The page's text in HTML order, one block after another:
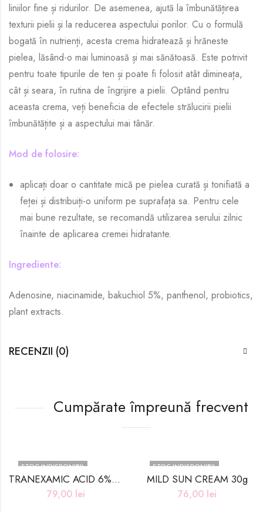
liniilor fine și ridurilor. De asemenea, ajută la îmbunătățirea
texturii pielii și la reducerea aspectului porilor. Cu o formulă
bogată în nutrienți, acesta crema hidratează și hrăneste
pielea, lăsând-o mai luminoasă și mai sănătoasă. Este potrivit
pentru toate tipurile de ten și poate fi folosit atât dimineața,
cât și seara, în rutina de îngrijire a pielii. Optând pentru
aceasta crema, veți beneficia de efectele strălucirii pielii
îmbunătățite și a aspectului mai tânăr.
Mod de folosire:
aplicați doar o cantitate mică pe pielea curată și tonifiată a
feței și distribuiți-o uniform pe suprafața sa. Pentru cele
mai bune rezultate, se recomandă utilizarea serului zilnic
înainte de aplicarea cremei hidratante.
Ingrediente:
Adenosine, niacinamide, bakuchiol 5%, panthenol, probiotics,
plant extracts.
RECENZII (0)
Cumpărate împreună frecvent
STOC INDISPONIBIL
TRANEXAMIC ACID 6% CREAM 30ml
79,00 lei
STOC INDISPONIBIL
MILD SUN CREAM 30g
76,00 lei